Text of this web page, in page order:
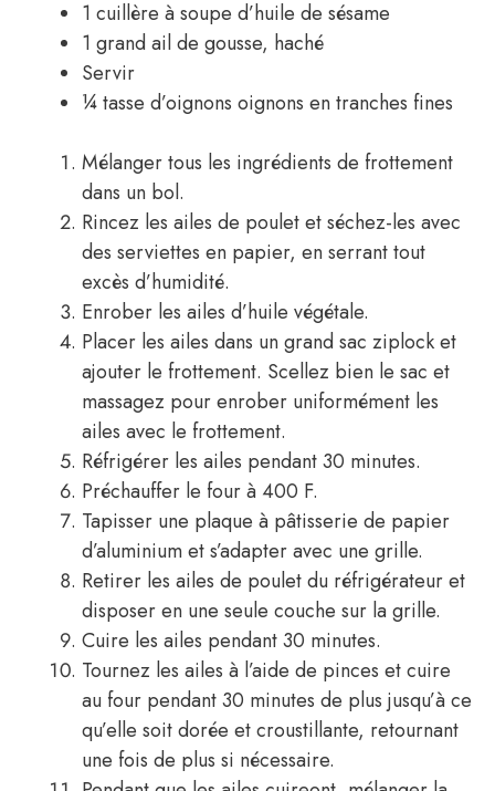
1 cuillère à soupe d’huile de sésame
1 grand ail de gousse, haché
Servir
¼ tasse d’oignons oignons en tranches fines
Mélanger tous les ingrédients de frottement
dans un bol.
Rincez les ailes de poulet et séchez-les avec
des serviettes en papier, en serrant tout
excès d’humidité.
Enrober les ailes d’huile végétale.
Placer les ailes dans un grand sac ziplock et
ajouter le frottement. Scellez bien le sac et
massagez pour enrober uniformément les
ailes avec le frottement.
Réfrigérer les ailes pendant 30 minutes.
Préchauffer le four à 400 F.
Tapisser une plaque à pâtisserie de papier
d’aluminium et s’adapter avec une grille.
Retirer les ailes de poulet du réfrigérateur et
disposer en une seule couche sur la grille.
Cuire les ailes pendant 30 minutes.
Tournez les ailes à l’aide de pinces et cuire
au four pendant 30 minutes de plus jusqu’à ce
qu’elle soit dorée et croustillante, retournant
une fois de plus si nécessaire.